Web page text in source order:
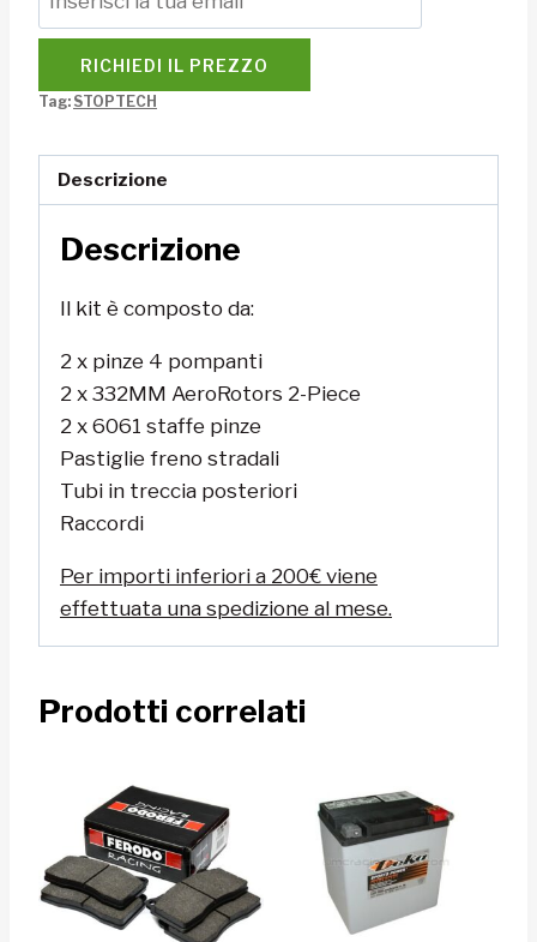
RICHIEDI IL PREZZO
Tag: STOPTECH
Descrizione
Descrizione
Il kit è composto da:
2 x pinze 4 pompanti
2 x 332MM AeroRotors 2-Piece
2 x 6061 staffe pinze
Pastiglie freno stradali
Tubi in treccia posteriori
Raccordi
Per importi inferiori a 200€ viene
effettuata una spedizione al mese.
Prodotti correlati